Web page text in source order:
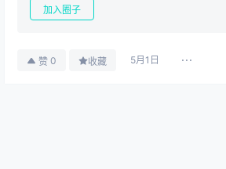
加入圈子
赞 0 收藏 5月1日